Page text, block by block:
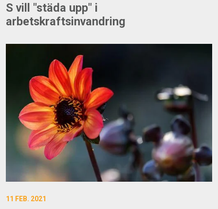
S vill "städa upp" i
arbetskraftsinvandring
11 FEB. 2021